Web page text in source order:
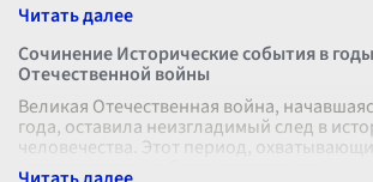
Сочинение Исторические события в
Отечественной войны
Великая Отечественная война,
года, оставила неизгладимый след в
человечества. Этот период,
кровопролитных боев, стал испыта